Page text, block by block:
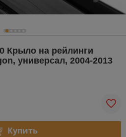
Крыло на рейлинги
универсал, 2004-2013
Купить